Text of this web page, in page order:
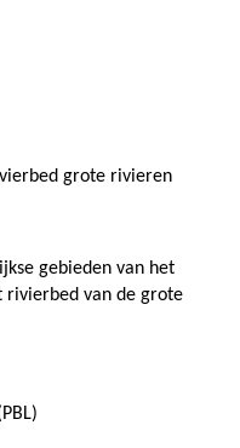
grote rivieren
gebieden van het
rivierbed van de grote